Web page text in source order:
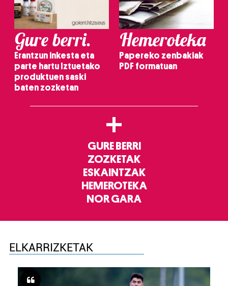
Gure berri.
Erantzun inkesta eta
parte hartu Iztuetako
produktuen saski
baten zozketan
Hemeroteka
Papereko zenbakiak
PDF formatuan
+
GURE BERRI
ZOZKETAK
ESKAINTZAK
HEMEROTEKA
NOR GARA
ELKARRIZKETAK